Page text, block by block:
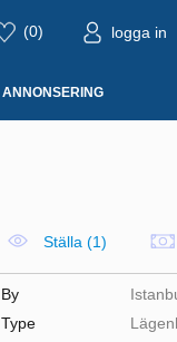
(0) logga in
ANNONSERING
Ställa (1)
By
Type